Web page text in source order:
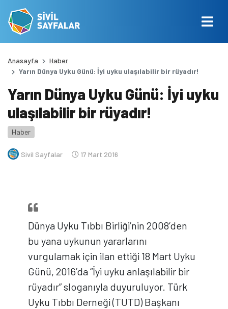
Anasayfa
Haber
Yarın Dünya Uyku Günü: İyi uyku ulaşılabilir bir rüyadır!
Yarın Dünya Uyku Günü: İyi uyku
ulaşılabilir bir rüyadır!
Haber
Sivil Sayfalar 17 Mart 2016
Dünya Uyku Tıbbı Birliği’nin 2008’den
bu yana uykunun yararlarını
vurgulamak için ilan ettiği 18 Mart Uyku
Günü, 2016’da “İyi uyku anlaşılabilir bir
rüyadır” sloganıyla duyuruluyor. Türk
Uyku Tıbbı Derneği (TUTD) Başkanı